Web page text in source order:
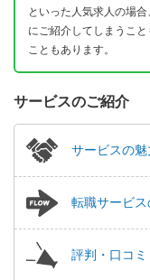
といった人気求人の場
にご紹介してしまうこ
こともあります。
サービスのご紹介
サービスの魅
転職サービ
評判・口コミ